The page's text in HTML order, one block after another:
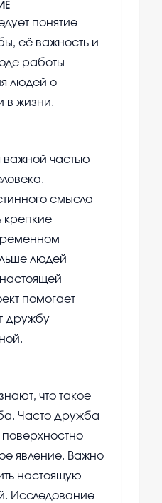
понятие
её важность и
работы
людей о
в жизни.
важной частью
смысла
крепкие
людей
помогает
дружбу
что такое
Часто дружба
явление. Важно
настоящую
Исследование